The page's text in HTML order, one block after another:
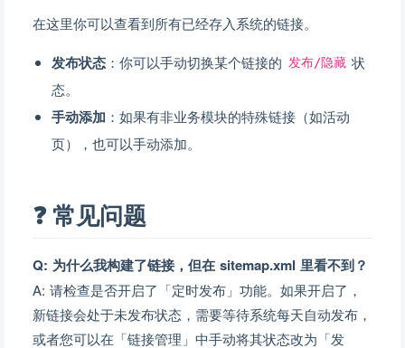
在这里你可以查看到所有已经存入系统的链接。
发布状态 ：你可以手动切换某个链接的 发布/隐藏 状
态。
手动添加 ：如果有非业务模块的特殊链接（如活动
页），也可以手动添加。
❓ 常见问题
Q: 为什么我构建了链接，但在 sitemap.xml 里看不到？
A: 请检查是否开启了「定时发布」功能。如果开启了，
新链接会处于未发布状态，需要等待系统每天自动发布，
或者您可以在「链接管理」中手动将其状态改为「发